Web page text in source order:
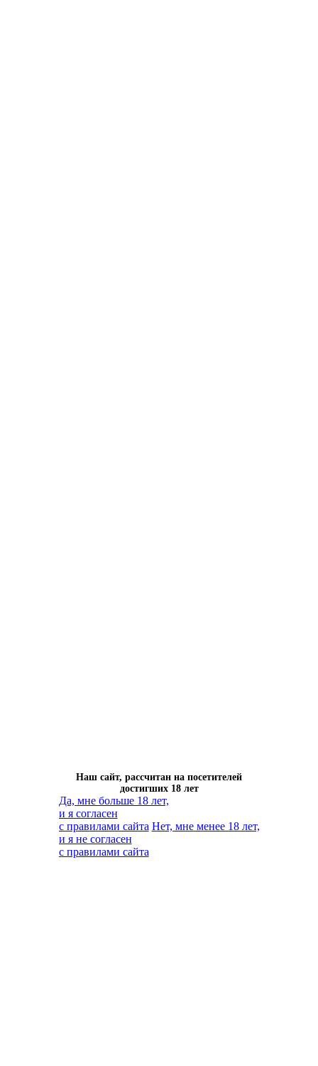
Наш сайт, рассчитан на посетителей
достигших 18 лет
Да, мне больше 18 лет,
и я согласен
с правилами сайта Нет, мне менее 18 лет,
и я не согласен
с правилами сайта